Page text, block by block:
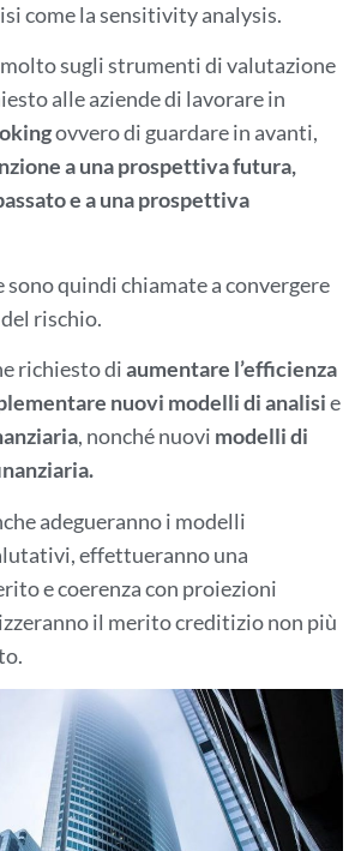
come la sensitivity analysis.
molto sugli strumenti di valutazione
alle aziende di lavorare in
ovvero di guardare in avanti,
a una prospettiva futura,
e a una prospettiva
sono quindi chiamate a convergere
rischio.
richiesto diaumentare l’efficienza
nuovi modelli di analisie
, nonché nuovi modelli di
adegueranno i modelli
effettueranno una
e coerenza con proiezioni
il merito creditizio non più